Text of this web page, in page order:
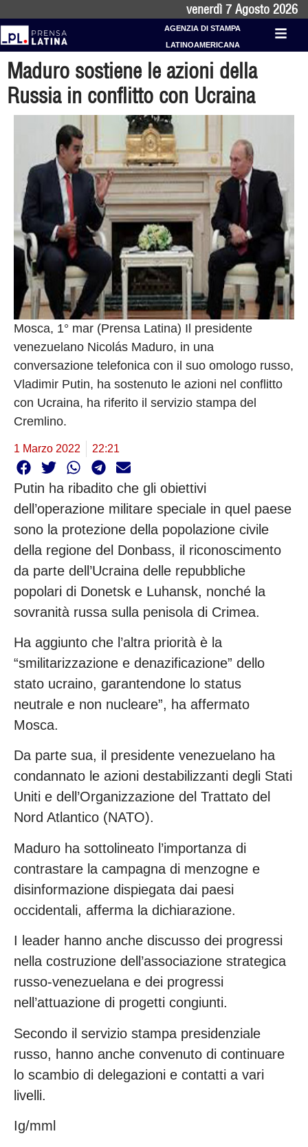
venerdì 7 Agosto 2026
AGENZIA DI STAMPA
LATINOAMERICANA
Maduro sostiene le azioni della
Russia in conflitto con Ucraina
Mosca, 1° mar (Prensa Latina) Il presidente
venezuelano Nicolás Maduro, in una
conversazione telefonica con il suo omologo russo,
Vladimir Putin, ha sostenuto le azioni nel conflitto
con Ucraina, ha riferito il servizio stampa del
Cremlino.
1 Marzo 2022 22:21
Putin ha ribadito che gli obiettivi
dell’operazione militare speciale in quel paese
sono la protezione della popolazione civile
della regione del Donbass, il riconoscimento
da parte dell’Ucraina delle repubbliche
popolari di Donetsk e Luhansk, nonché la
sovranità russa sulla penisola di Crimea.
Ha aggiunto che l’altra priorità è la
“smilitarizzazione e denazificazione” dello
stato ucraino, garantendone lo status
neutrale e non nucleare”, ha affermato
Mosca.
Da parte sua, il presidente venezuelano ha
condannato le azioni destabilizzanti degli Stati
Uniti e dell’Organizzazione del Trattato del
Nord Atlantico (NATO).
Maduro ha sottolineato l’importanza di
contrastare la campagna di menzogne e
disinformazione dispiegata dai paesi
occidentali, afferma la dichiarazione.
I leader hanno anche discusso dei progressi
nella costruzione dell’associazione strategica
russo-venezuelana e dei progressi
nell’attuazione di progetti congiunti.
Secondo il servizio stampa presidenziale
russo, hanno anche convenuto di continuare
lo scambio di delegazioni e contatti a vari
livelli.
Ig/mml